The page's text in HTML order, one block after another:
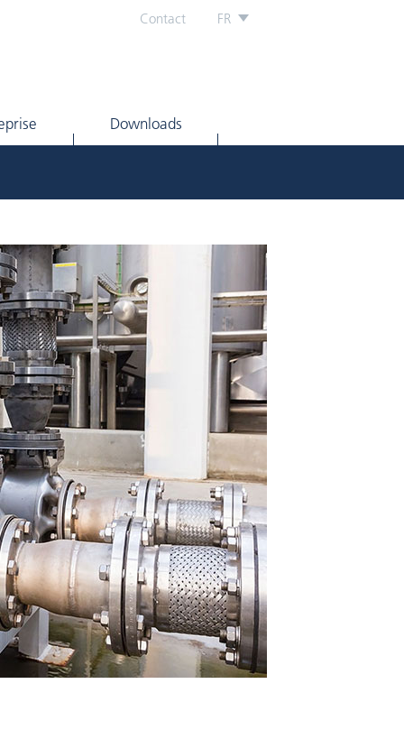
Contact FR
Downloads